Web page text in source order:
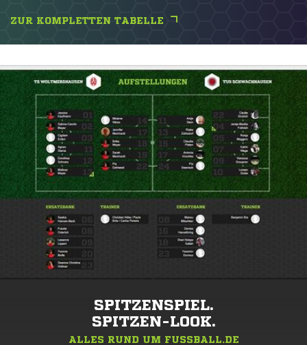
ZUR KOMPLETTEN TABELLE
SPITZENSPIEL.
SPITZEN-LOOK.
ALLES RUND UM FUSSBALL.DE